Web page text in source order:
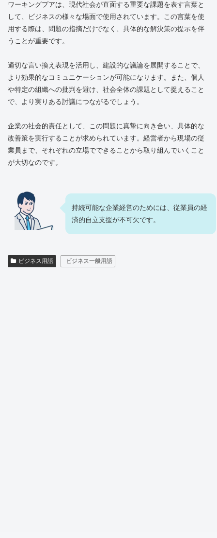
ワーキングプアは、現代社会が直面する重要な課題を表す言葉と
して、ビジネスの様々な場面で使用されています。この言葉を使
用する際は、問題の指摘だけでなく、具体的な解決策の提示を伴
うことが重要です。
適切な言い換え表現を活用し、建設的な議論を展開することで、
より効果的なコミュニケーションが可能になります。また、個人
や特定の組織への批判を避け、社会全体の課題として捉えること
で、より実りある討議につながるでしょう。
企業の社会的責任として、この問題に真摯に向き合い、具体的な
改善策を実行することが求められています。経営者から現場の従
業員まで、それぞれの立場でできることから取り組んでいくこと
が大切なのです。
持続可能な企業経営のためには、従業員の経
済的自立支援が不可欠です。
ビジネス用語 ビジネス一般用語